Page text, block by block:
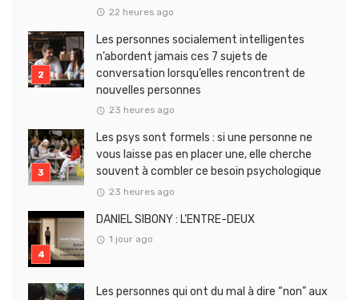
22 heures ago
Les personnes socialement intelligentes
n’abordent jamais ces 7 sujets de
conversation lorsqu’elles rencontrent de
nouvelles personnes
23 heures ago
Les psys sont formels : si une personne ne
vous laisse pas en placer une, elle cherche
souvent à combler ce besoin psychologique
23 heures ago
DANIEL SIBONY : L’ENTRE-DEUX
1 jour ago
Les personnes qui ont du mal à dire “non” aux